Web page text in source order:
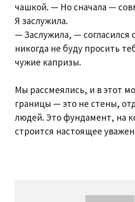
чашкой. — Но сначала —
Я заслужила.
— Заслужила, —
никогда не буду просить
чужие капризы.
Мы рассмеялись, и в этот
границы — это не стены,
людей. Это фундамент, на
строится настоящее